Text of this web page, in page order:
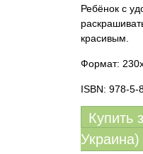
Ребёнок с
красивым.
Формат:
ISBN: 978-5-
Купить
Украина)